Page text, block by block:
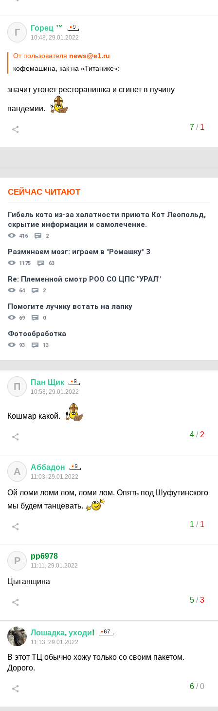
Г Горец ™
10:48, 29.01.2022
От пользователя news@e1.ru
кофемашина, как на «Титанике»:
значит утонет ресторанишка и сгинет в пучину
пандемии.
7/ 1
СЕЙЧАС ЧИТАЮТ
Гибель кота из-за халатности приюта Кот Леопольд,
скрытиe информации и самолечение.
416 2
Разминаем мозг: играем в "Ромашку" 3
1175 63
Re: Племеннoй смoтр РOO CO ЦПС "УРАЛ"
64 2
Помогите лучику встать на лапку
69 0
Фотообработка
93 13
П Пан Щик
10:58, 29.01.2022
Кошмар какой.
4/ 2
А Аббадон
11:03, 29.01.2022
Ой ломи ломи лом, ломи лом. Опять под Шуфутинского
мы будем танцевать.
1 / 1
P pp6978
11:11, 29.01.2022
Цыганщина
5/3
Лошадка, уходи!
11:13, 29.01.2022
В этот ТЦ обычно хожу только со своим пакетом.
Дорого.
6/0